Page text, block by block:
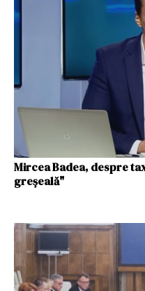
Mircea Badea, despre
greșeală"